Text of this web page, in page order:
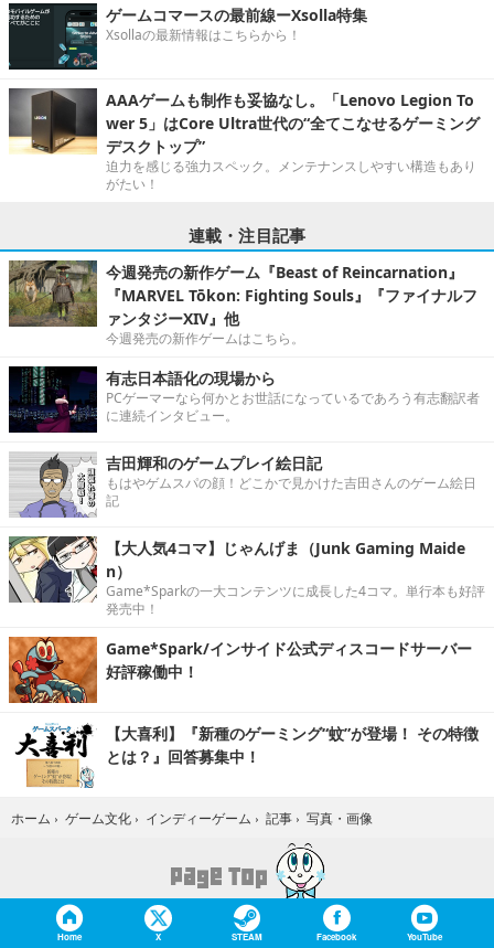
ゲームコマースの最前線ーXsolla特集
Xsollaの最新情報はこちらから！
AAAゲームも制作も妥協なし。「Lenovo Legion To
wer 5」はCore Ultra世代の“全てこなせるゲーミング
デスクトップ”
迫力を感じる強力スペック。メンテナンスしやすい構造もあり
がたい！
連載・注目記事
今週発売の新作ゲーム『Beast of Reincarnation』
『MARVEL Tōkon: Fighting Souls』『ファイナルフ
ァンタジーXIV』他
今週発売の新作ゲームはこちら。
有志日本語化の現場から
PCゲーマーなら何かとお世話になっているであろう有志翻訳者
に連続インタビュー。
吉田輝和のゲームプレイ絵日記
もはやゲムスパの顔！どこかで見かけた吉田さんのゲーム絵日
記
【大人気4コマ】じゃんげま（Junk Gaming Maide
n）
Game*Sparkの一大コンテンツに成長した4コマ。単行本も好評
発売中！
Game*Spark/インサイド公式ディスコードサーバー
好評稼働中！
【大喜利】『新種のゲーミング“蚊”が登場！ その特徴
とは？』回答募集中！
ホーム › ゲーム文化 › インディーゲーム › 記事 › 写真・画像
Home X STEAM Facebook YouTube